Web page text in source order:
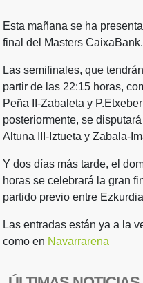
Esta mañana se ha
final del Masters CaixaBank.
Las semifinales, que
partir de las 22:15 horas,
Peña II-Zabaleta y
posteriormente, se
Altuna III-Iztueta y Zabala-
Y dos días más tarde, el
horas se celebrará la gran
partido previo entre
Las entradas están ya a la
como en Navarrarena